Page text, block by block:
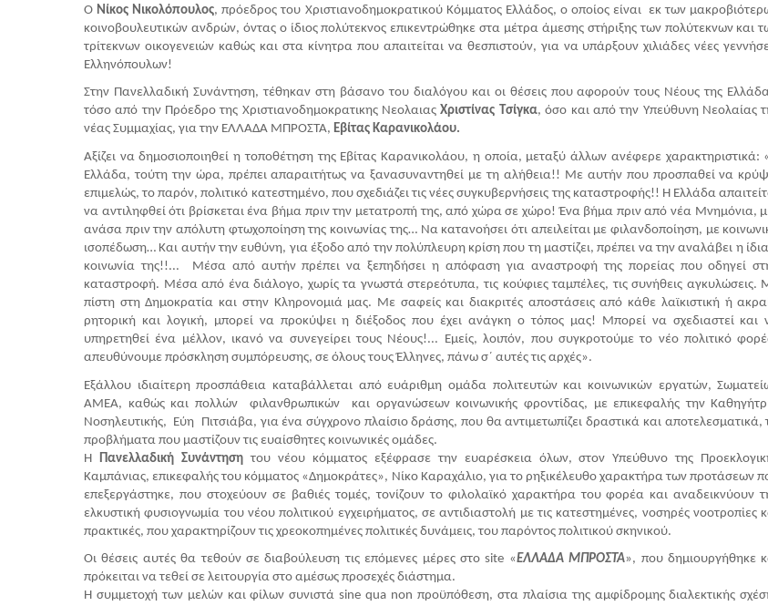
Ο Νίκος Νικολόπουλος, πρόεδρος του Χριστιανοδημοκρατικού Κόμματος Ελλάδος, ο οποίος είναι  εκ των
κοινοβουλευτικών ανδρών, όντας ο ίδιος πολύτεκνος επικεντρώθηκε στα μέτρα άμεσης στήριξης των πολύτεκνων και
τρίτεκνων οικογενειών καθώς και στα κίνητρα που απαιτείται να θεσπιστούν, για να υπάρξουν χιλιάδες νέες
Ελληνόπουλων!
Στην Πανελλαδική Συνάντηση, τέθηκαν στη βάσανο του διαλόγου και οι θέσεις που αφορούν τους Νέους της
τόσο από την Πρόεδρο της Χριστιανοδημοκρατικης Νεολαιας Χριστίνας Τσίγκα, όσο και από την Υπεύθυνη Νεολαίας
νέας Συμμαχίας, για την ΕΛΛΑΔΑ ΜΠΡΟΣΤΑ, Εβίτας Καρανικολάου.
Αξίζει να δημοσιοποιηθεί η τοποθέτηση της Εβίτας Καρανικολάου, η οποία, μεταξύ άλλων ανέφερε χαρακτηριστικά:
Ελλάδα, τούτη την ώρα, πρέπει απαραιτήτως να ξανασυναντηθεί με τη αλήθεια!! Με αυτήν που προσπαθεί να
επιμελώς, το παρόν, πολιτικό κατεστημένο, που σχεδιάζει τις νέες συγκυβερνήσεις της καταστροφής!! Η Ελλάδα
να αντιληφθεί ότι βρίσκεται ένα βήμα πριν την μετατροπή της, από χώρα σε χώρο! Ένα βήμα πριν από νέα Μνημόνια,
ανάσα πριν την απόλυτη φτωχοποίηση της κοινωνίας της… Να κατανοήσει ότι απειλείται με φιλανδοποίηση, με
ισοπέδωση… Και αυτήν την ευθύνη, για έξοδο από την πολύπλευρη κρίση που τη μαστίζει, πρέπει να την αναλάβει η
κοινωνία της!!...  Μέσα από αυτήν πρέπει να ξεπηδήσει η απόφαση για αναστροφή της πορείας που οδηγεί
καταστροφή. Μέσα από ένα διάλογο, χωρίς τα γνωστά στερεότυπα, τις κούφιες ταμπέλες, τις συνήθεις αγκυλώσεις.
πίστη στη Δημοκρατία και στην Κληρονομιά μας. Με σαφείς και διακριτές αποστάσεις από κάθε λαϊκιστική ή
ρητορική και λογική, μπορεί να προκύψει η διέξοδος που έχει ανάγκη ο τόπος μας! Μπορεί να σχεδιαστεί και
υπηρετηθεί ένα μέλλον, ικανό να συνεγείρει τους Νέους!... Εμείς, λοιπόν, που συγκροτούμε το νέο πολιτικό
απευθύνουμε πρόσκληση συμπόρευσης, σε όλους τους Έλληνες, πάνω σ΄ αυτές τις αρχές».
Εξάλλου ιδιαίτερη προσπάθεια καταβάλλεται από ευάριθμη ομάδα πολιτευτών και κοινωνικών εργατών,
ΑΜΕΑ, καθώς και πολλών  φιλανθρωπικών  και οργανώσεων κοινωνικής φροντίδας, με επικεφαλής την
Νοσηλευτικής,  Εύη  Πιτσιάβα, για ένα σύγχρονο πλαίσιο δράσης, που θα αντιμετωπίζει δραστικά και αποτελεσματικά,
προβλήματα που μαστίζουν τις ευαίσθητες κοινωνικές ομάδες.
Η
Πανελλαδική Συνάντηση του νέου κόμματος εξέφρασε την ευαρέσκεια όλων, στον Υπεύθυνο της
Καμπάνιας, επικεφαλής του κόμματος «Δημοκράτες», Νίκο Καραχάλιο, για το ρηξικέλευθο χαρακτήρα των προτάσεων
επεξεργάστηκε, που στοχεύουν σε βαθιές τομές, τονίζουν το φιλολαϊκό χαρακτήρα του φορέα και αναδεικνύουν
ελκυστική φυσιογνωμία του νέου πολιτικού εγχειρήματος, σε αντιδιαστολή με τις κατεστημένες, νοσηρές νοοτροπἰες
πρακτικές, που χαρακτηρίζουν τις χρεοκοπημένες πολιτικές δυνάμεις, του παρόντος πολιτικού σκηνικού.
Οι θέσεις αυτές θα τεθούν σε διαβούλευση τις επόμενες μέρες στο site «ΕΛΛΑΔΑ ΜΠΡΟΣΤΑ», που δημιουργήθηκε
πρόκειται να τεθεί σε λειτουργία στο αμέσως προσεχές διάστημα.
Η συμμετοχή των μελών και φίλων συνιστά sine qua non προϋπόθεση, στα πλαίσια της αμφίδρομης διαλεκτικής